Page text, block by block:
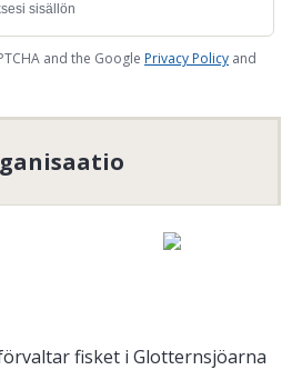
sisällön
and the Google Privacy Policy and
fisket i Glotternsjöarna